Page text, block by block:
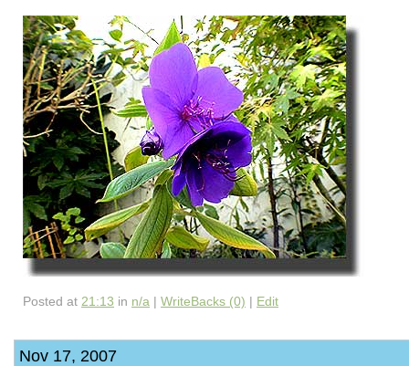
Posted at 21:13 in n/a | WriteBacks (0) | Edit
Nov 17, 2007